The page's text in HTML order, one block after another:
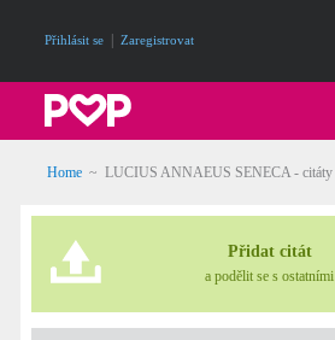
Přihlásit se Zaregistrovat
Home ~ LUCIUS ANNAEUS SENECA - citáty
Přidat citát
a podělit se s ostatními